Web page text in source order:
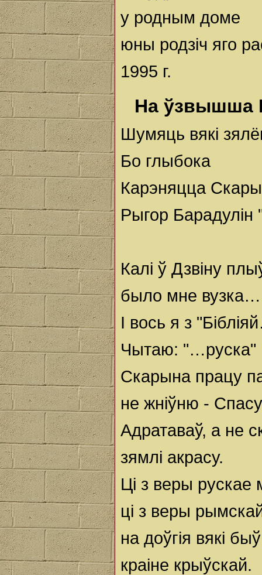
у родным доме
юны родзіч яго
1995 г.
На ўзвышша
Шумяць вякі
Бо глыбока
Карэняцца
Рыгор
Калі ў Дзвіну
было мне вузка…
І вось я з
Чытаю: "…руска"
Скарына працу
не жніўню -
Адратаваў, а не
зямлі акрасу.
Ці з веры рускае
ці з веры
на доўгія вякі
краіне крыўскай.